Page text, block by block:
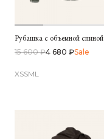
Рубашка с объемной спиной
15 600 ₽4 680 ₽Sale
XSSML